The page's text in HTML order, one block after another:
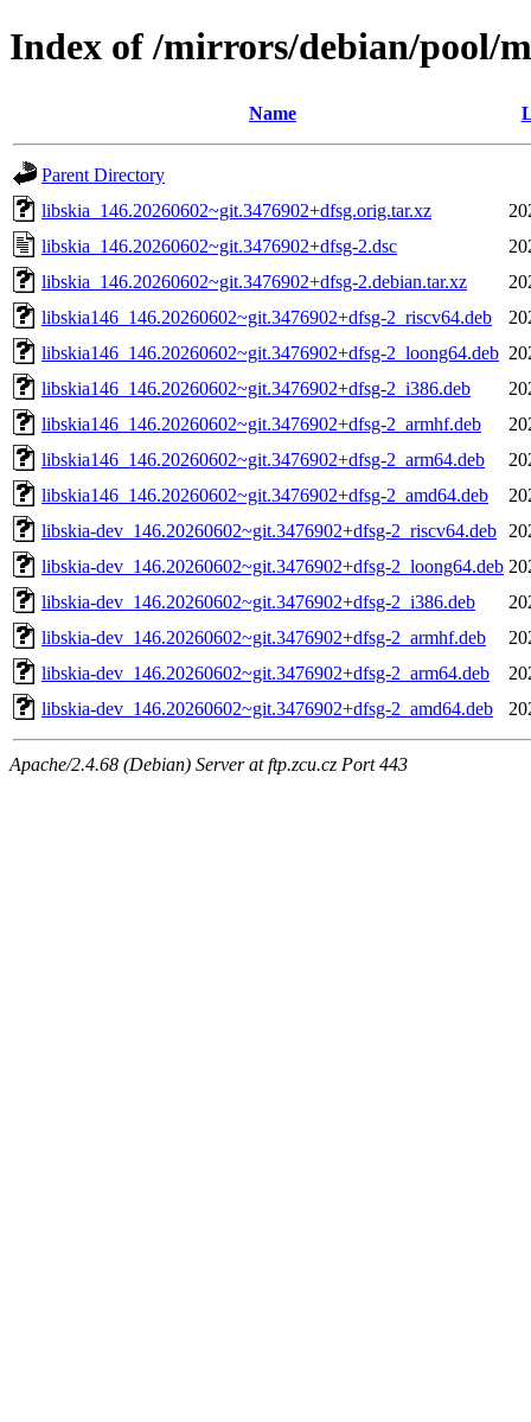
Index of /mirrors/debian/pool/
Name
Parent Directory
libskia_146.20260602~git.3476902+dfsg.orig.tar.xz
libskia_146.20260602~git.3476902+dfsg-2.dsc
libskia_146.20260602~git.3476902+dfsg-2.debian.tar.xz
libskia146_146.20260602~git.3476902+dfsg-2_riscv64.deb
libskia146_146.20260602~git.3476902+dfsg-2_loong64.deb
libskia146_146.20260602~git.3476902+dfsg-2_i386.deb
libskia146_146.20260602~git.3476902+dfsg-2_armhf.deb
libskia146_146.20260602~git.3476902+dfsg-2_arm64.deb
libskia146_146.20260602~git.3476902+dfsg-2_amd64.deb
libskia-dev_146.20260602~git.3476902+dfsg-2_riscv64.deb
libskia-dev_146.20260602~git.3476902+dfsg-2_loong64.deb
libskia-dev_146.20260602~git.3476902+dfsg-2_i386.deb
libskia-dev_146.20260602~git.3476902+dfsg-2_armhf.deb
libskia-dev_146.20260602~git.3476902+dfsg-2_arm64.deb
libskia-dev_146.20260602~git.3476902+dfsg-2_amd64.deb
Apache/2.4.68 (Debian) Server at ftp.zcu.cz Port 443